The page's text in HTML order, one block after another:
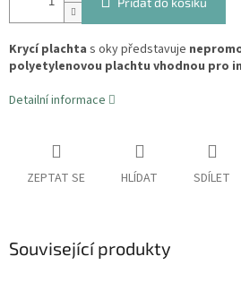
Krycí plachta s oky představuje
polyetylenovou plachtu vhodnou pro
Detailní informace
ZEPTAT SE HLÍDAT SDÍLET
Související produkty